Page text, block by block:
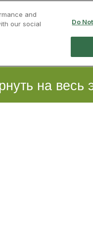
на весь